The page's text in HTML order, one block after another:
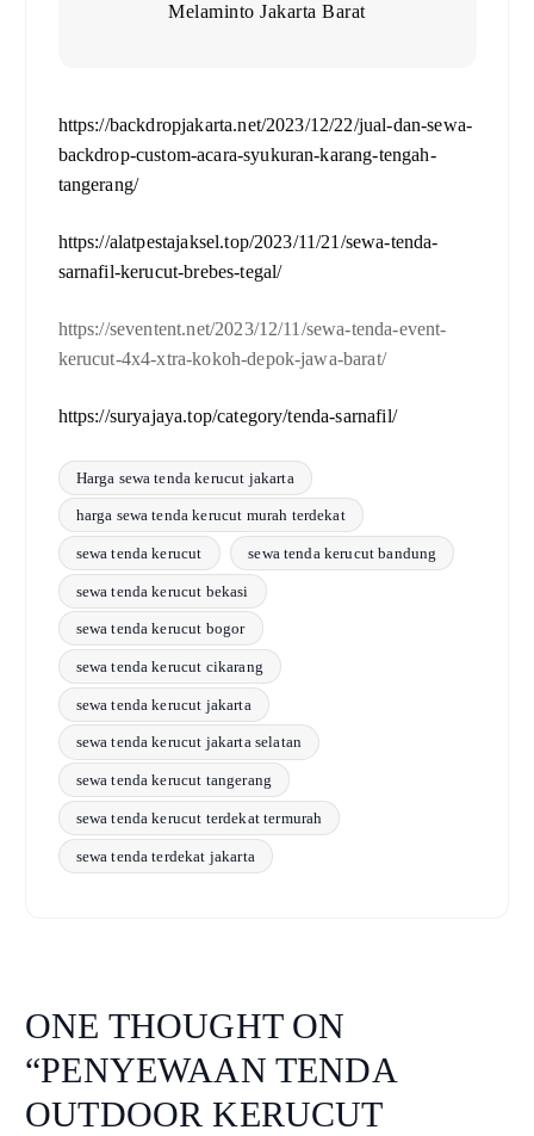
Melaminto Jakarta Barat
https://backdropjakarta.net/2023/12/22/jual-dan-sewa-
backdrop-custom-acara-syukuran-karang-tengah-
tangerang/
https://alatpestajaksel.top/2023/11/21/sewa-tenda-
sarnafil-kerucut-brebes-tegal/
https://seventent.net/2023/12/11/sewa-tenda-event-
kerucut-4x4-xtra-kokoh-depok-jawa-barat/
https://suryajaya.top/category/tenda-sarnafil/
Harga sewa tenda kerucut jakarta
harga sewa tenda kerucut murah terdekat
sewa tenda kerucut sewa tenda kerucut bandung
sewa tenda kerucut bekasi
sewa tenda kerucut bogor
sewa tenda kerucut cikarang
sewa tenda kerucut jakarta
sewa tenda kerucut jakarta selatan
sewa tenda kerucut tangerang
sewa tenda kerucut terdekat termurah
sewa tenda terdekat jakarta
ONE THOUGHT ON
“PENYEWAAN TENDA
OUTDOOR KERUCUT